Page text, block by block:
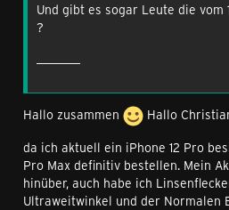
Und gibt es sogar Leute die vom
?
Hallo zusammen
Hallo
da ich aktuell ein iPhone 12 Pro
Pro Max definitiv bestellen. Mein
hinüber, auch habe ich
Ultraweitwinkel und der Normalen